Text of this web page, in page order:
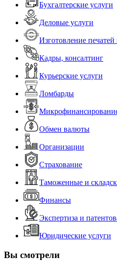
Бухгалтерские услуги
Деловые услуги
Изготовление
Кадры, консалтинг
Курьерские услуги
Ломбарды
Обмен валюты
Организации
Страхование
Таможенные и
Финансы
Экспертиза и
Юридические услуги
Вы смотрели